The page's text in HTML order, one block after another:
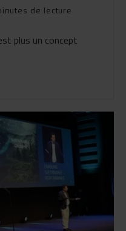
de lecture
plus un concept